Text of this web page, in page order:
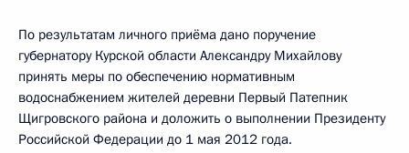
По результатам личного приёма дано поручение
губернатору Курской области Александру Михайлову
принять меры по обеспечению нормативным
водоснабжением жителей деревни Первый Патепник
Щигровского района и доложить о выполнении Президенту
Российской Федерации до 1 мая 2012 года.